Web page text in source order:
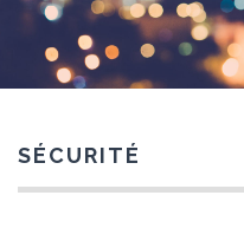
SÉCURITÉ